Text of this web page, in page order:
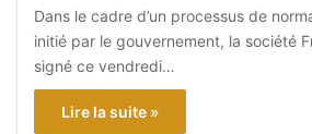
Dans le cadre d’un processus de
initié par le gouvernement, la société
signé ce vendredi…
Lire la suite »